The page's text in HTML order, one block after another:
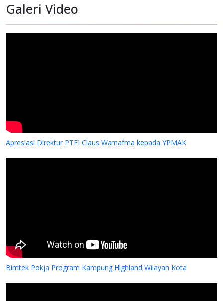
Galeri Video
Apresiasi Direktur PTFI Claus Wamafma kepada YPMAK
Bimtek Pokja Program Kampung Highland Wilayah Kota